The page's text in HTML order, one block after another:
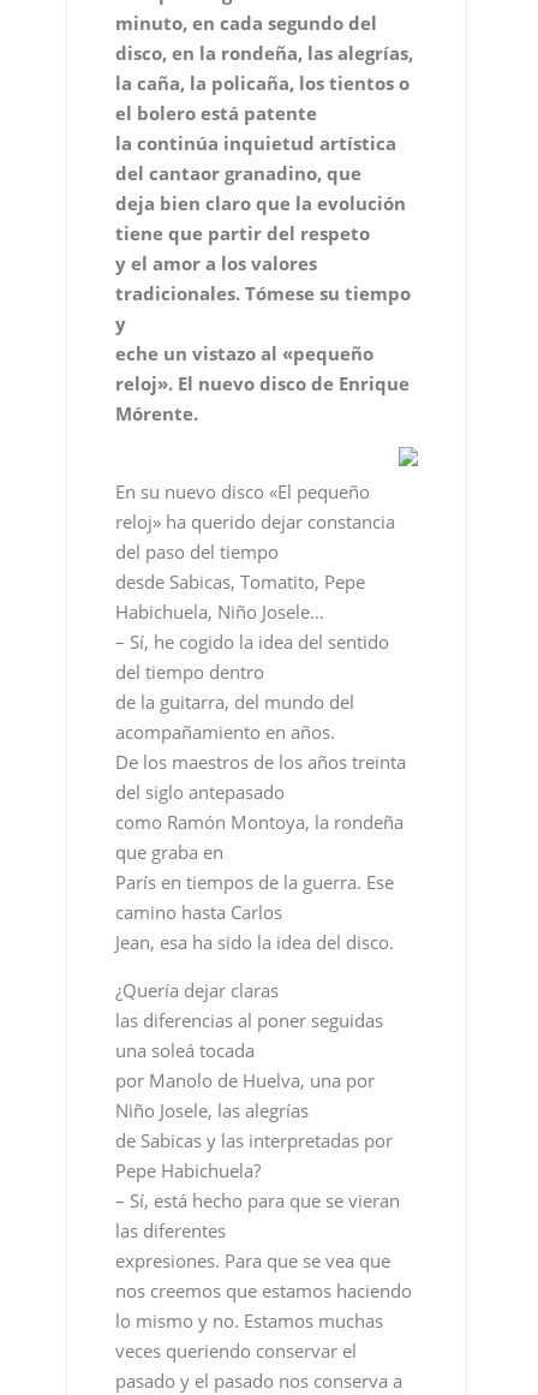
minuto, en cada segundo del
disco, en la rondeña, las alegrías,
la caña, la policaña, los tientos o
el bolero está patente
la continúa inquietud artística
del cantaor granadino, que
deja bien claro que la evolución
tiene que partir del respeto
y el amor a los valores
tradicionales. Tómese su tiempo
y
eche un vistazo al «pequeño
reloj». El nuevo disco de Enrique
Mórente.
En su nuevo disco «El pequeño
reloj» ha querido dejar constancia
del paso del tiempo
desde Sabicas, Tomatito, Pepe
Habichuela, Niño Josele…
– Sí, he cogido la idea del sentido
del tiempo dentro
de la guitarra, del mundo del
acompañamiento en años.
De los maestros de los años treinta
del siglo antepasado
como Ramón Montoya, la rondeña
que graba en
París en tiempos de la guerra. Ese
camino hasta Carlos
Jean, esa ha sido la idea del disco.
¿Quería dejar claras
las diferencias al poner seguidas
una soleá tocada
por Manolo de Huelva, una por
Niño Josele, las alegrías
de Sabicas y las interpretadas por
Pepe Habichuela?
– Sí, está hecho para que se vieran
las diferentes
expresiones. Para que se vea que
nos creemos que estamos haciendo
lo mismo y no. Estamos muchas
veces queriendo conservar el
pasado y el pasado nos conserva a